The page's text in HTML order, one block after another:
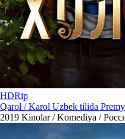
HDRip
Qarol / Karol Uzbek tilida
2019 Kinolar / Komediya /